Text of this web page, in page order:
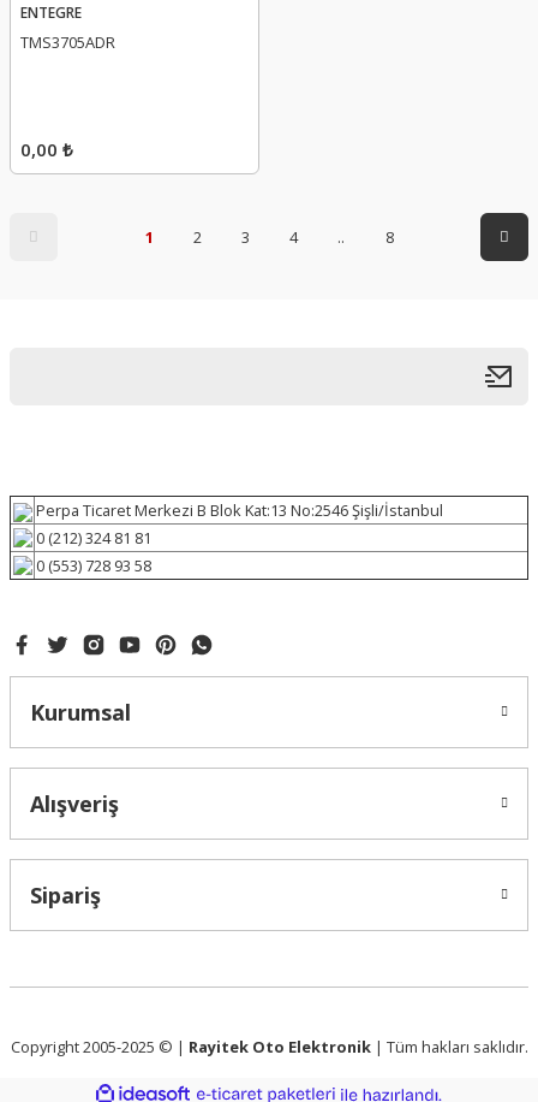
ENTEGRE
TMS3705ADR
0,00 ₺
1 2 3 4 .. 8
Perpa Ticaret Merkezi B Blok Kat:13 No:2546 Şişli/İstanbul
0 (212) 324 81 81
0 (553) 728 93 58
Kurumsal
Alışveriş
Sipariş
Copyright 2005-2025 © | Rayitek Oto Elektronik| Tüm hakları saklıdır.
ideasoft e-